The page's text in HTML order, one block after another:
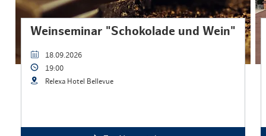
Weinseminar "Schokolade und Wein"
18.09.2026
19:00
Relexa Hotel Bellevue